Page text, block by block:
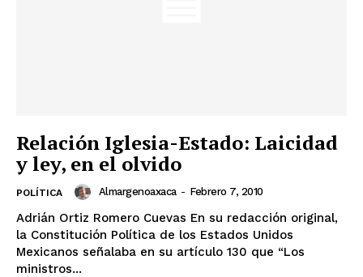
Relación Iglesia-Estado: Laicidad
y ley, en el olvido
POLÍTICA Almargenoaxaca - Febrero 7, 2010
Adrián Ortiz Romero Cuevas En su redacción original,
la Constitución Política de los Estados Unidos
Mexicanos señalaba en su artículo 130 que “Los
ministros...